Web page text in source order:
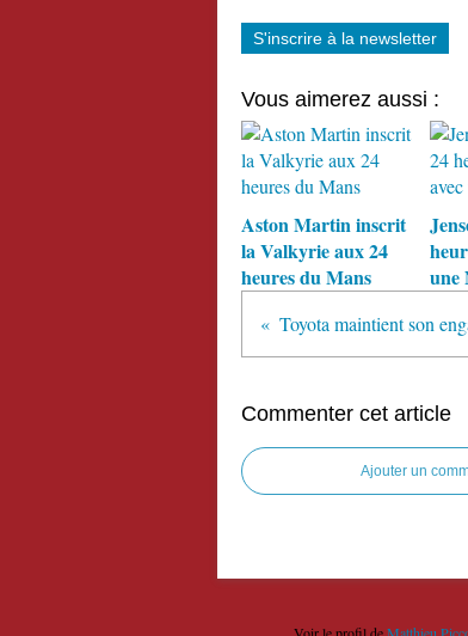
S'inscrire à la newsletter
Vous aimerez aussi :
Aston Martin inscrit
la Valkyrie aux 24
heures du Mans
une
Commenter cet article
Ajouter un